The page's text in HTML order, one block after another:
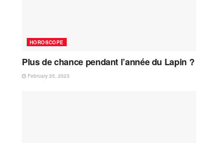
HOROSCOPE
Plus de chance pendant l’année du Lapin ?
February 25, 2023